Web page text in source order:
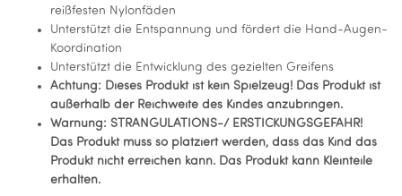
reißfesten Nylonfäden
Unterstützt die Entspannung und fördert die Hand-Augen-
Koordination
Unterstützt die Entwicklung des gezielten Greifens
Achtung: Dieses Produkt ist kein Spielzeug! Das Produkt ist
außerhalb der Reichweite des Kindes anzubringen.
Warnung: STRANGULATIONS-/ ERSTICKUNGSGEFAHR!
Das Produkt muss so platziert werden, dass das Kind das
Produkt nicht erreichen kann. Das Produkt kann Kleinteile
erhalten.